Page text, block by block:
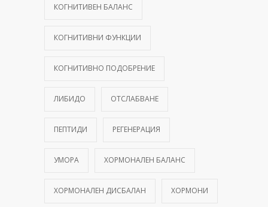
КОГНИТИВЕН БАЛАНС
КОГНИТИВНИ ФУНКЦИИ
КОГНИТИВНО ПОДОБРЕНИЕ
ЛИБИДО ОТСЛАБВАНЕ
ПЕПТИДИ РЕГЕНЕРАЦИЯ
УМОРА ХОРМОНАЛЕН БАЛАНС
ХОРМОНАЛЕН ДИСБАЛАН ХОРМОНИ